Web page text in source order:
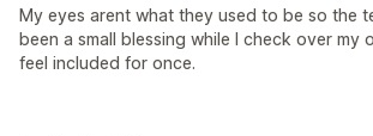
My eyes arent what they used to be so the
been a small blessing while I check over my
feel included for once.